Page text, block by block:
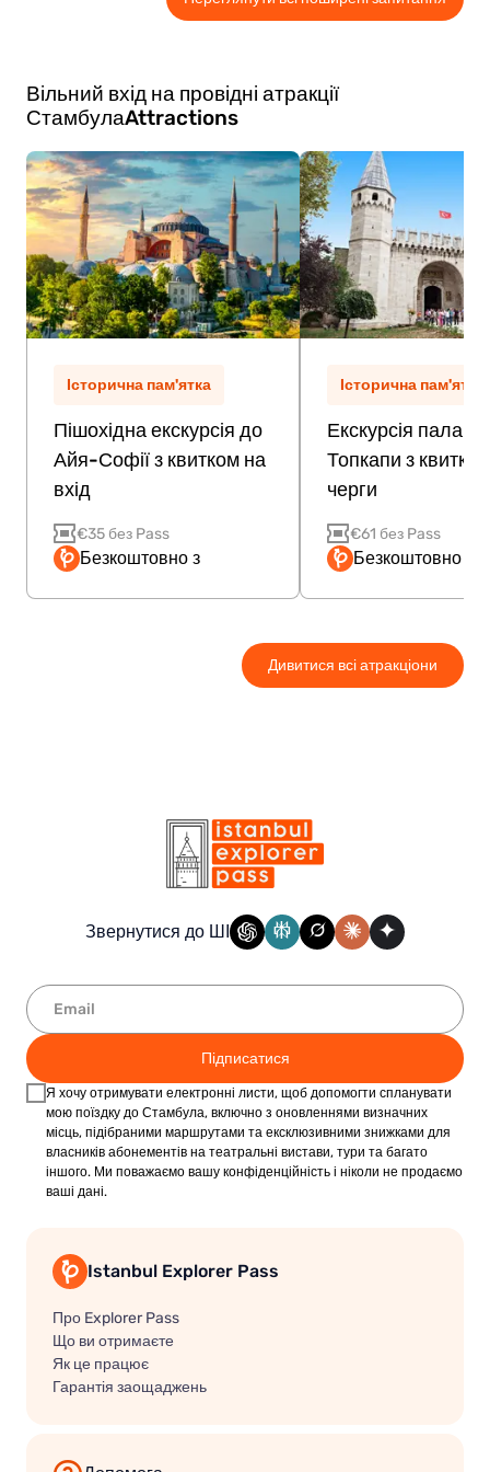
яка дає вам вид згори на ключові пам’ятки
Вільний вхід на провідні атракції
СтамбулаAttractions
Дивитися всі атракціони
Історична пам'ятка
Пішохідна екскурсія до
Айя-Софії з квитком на
вхід
€35 без Pass
Безкоштовно з
Історична пам'ятка
Екскурсія
Топкапи з
черги
€61 без Pass
Безкоштовно з
Звернутися до ШІ
Підписатися
Я хочу отримувати електронні листи, щоб допомогти спланувати
мою поїздку до Стамбула, включно з оновленнями визначних
місць, підібраними маршрутами та ексклюзивними знижками для
власників абонементів на театральні вистави, тури та багато
іншого. Ми поважаємо вашу конфіденційність і ніколи не продаємо
ваші дані.
Istanbul Explorer Pass
Про Explorer Pass
Що ви отримаєте
Як це працює
Гарантія заощаджень